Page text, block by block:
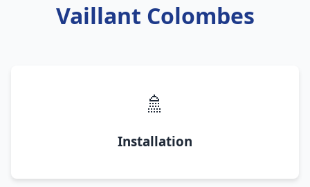
Vaillant Colombes
🚿
Installation